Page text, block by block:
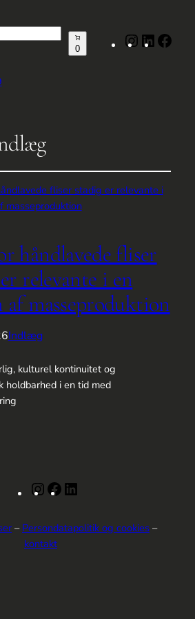
0
Instagram
LinkedIn
håndlavede fliser
relevante i en
af masseproduktion
Indlæg
kulturel kontinuitet og
holdbarhed i en tid med
Instagram
Facebook
– Persondatapolitik og cookies –
kontakt